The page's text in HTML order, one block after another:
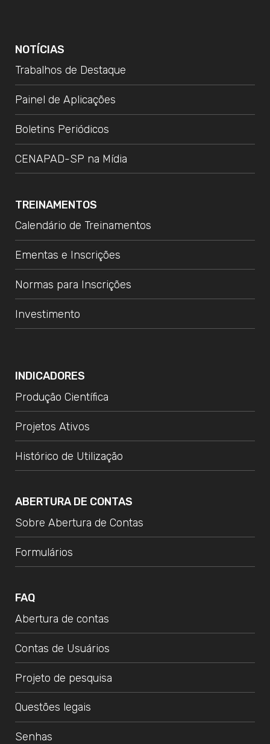
NOTÍCIAS
Trabalhos de Destaque
Painel de Aplicações
Boletins Periódicos
CENAPAD-SP na Mídia
TREINAMENTOS
Calendário de Treinamentos
Ementas e Inscrições
Normas para Inscrições
Investimento
INDICADORES
Produção Científica
Projetos Ativos
Histórico de Utilização
ABERTURA DE CONTAS
Sobre Abertura de Contas
Formulários
FAQ
Abertura de contas
Contas de Usuários
Projeto de pesquisa
Questões legais
Senhas